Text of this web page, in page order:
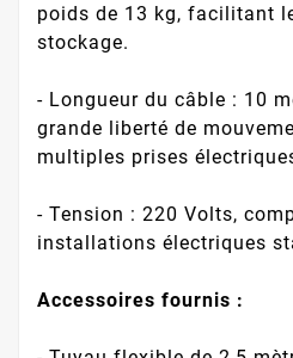
poids de 13 kg, facilitant
stockage.
- Longueur du câble : 10
grande liberté de
multiples prises
- Tension : 220 Volts,
installations électriques
Accessoires fournis :